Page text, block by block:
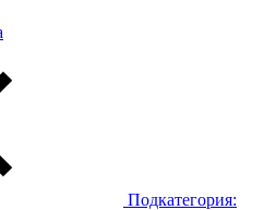
Подкатегория: